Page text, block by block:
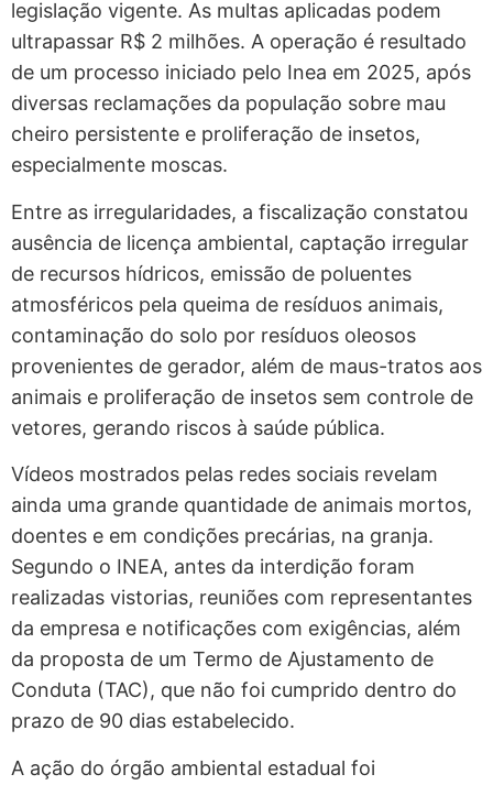
legislação vigente. As multas aplicadas podem
ultrapassar R$ 2 milhões. A operação é resultado
de um processo iniciado pelo Inea em 2025, após
diversas reclamações da população sobre mau
cheiro persistente e proliferação de insetos,
especialmente moscas.
Entre as irregularidades, a fiscalização constatou
ausência de licença ambiental, captação irregular
de recursos hídricos, emissão de poluentes
atmosféricos pela queima de resíduos animais,
contaminação do solo por resíduos oleosos
provenientes de gerador, além de maus-tratos aos
animais e proliferação de insetos sem controle de
vetores, gerando riscos à saúde pública.
Vídeos mostrados pelas redes sociais revelam
ainda uma grande quantidade de animais mortos,
doentes e em condições precárias, na granja.
Segundo o INEA, antes da interdição foram
realizadas vistorias, reuniões com representantes
da empresa e notificações com exigências, além
da proposta de um Termo de Ajustamento de
Conduta (TAC), que não foi cumprido dentro do
prazo de 90 dias estabelecido.
A ação do órgão ambiental estadual foi